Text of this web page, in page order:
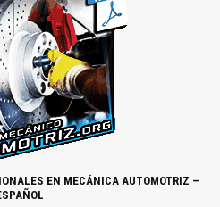
EN MECÁNICA AUTOMOTRIZ –